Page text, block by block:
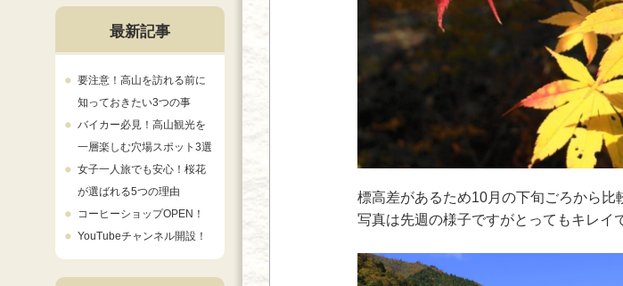
標高差があるため10月の下旬ごろから比
写真は先週の様子ですがとってもキレイ
最新記事
要注意！高山を訪れる前に
知っておきたい3つの事
バイカー必見！高山観光を
一層楽しむ穴場スポット3選
女子一人旅でも安心！桜花
が選ばれる5つの理由
コーヒーショップOPEN！
YouTubeチャンネル開設！